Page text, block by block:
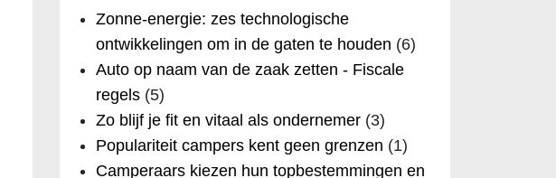
Zonne-energie: zes technologische
ontwikkelingen om in de gaten te houden (6)
Auto op naam van de zaak zetten - Fiscale
regels(5)
Zo blijf je fit en vitaal als ondernemer(3)
Populariteit campers kent geen grenzen (1)
Camperaars kiezen hun topbestemmingen en